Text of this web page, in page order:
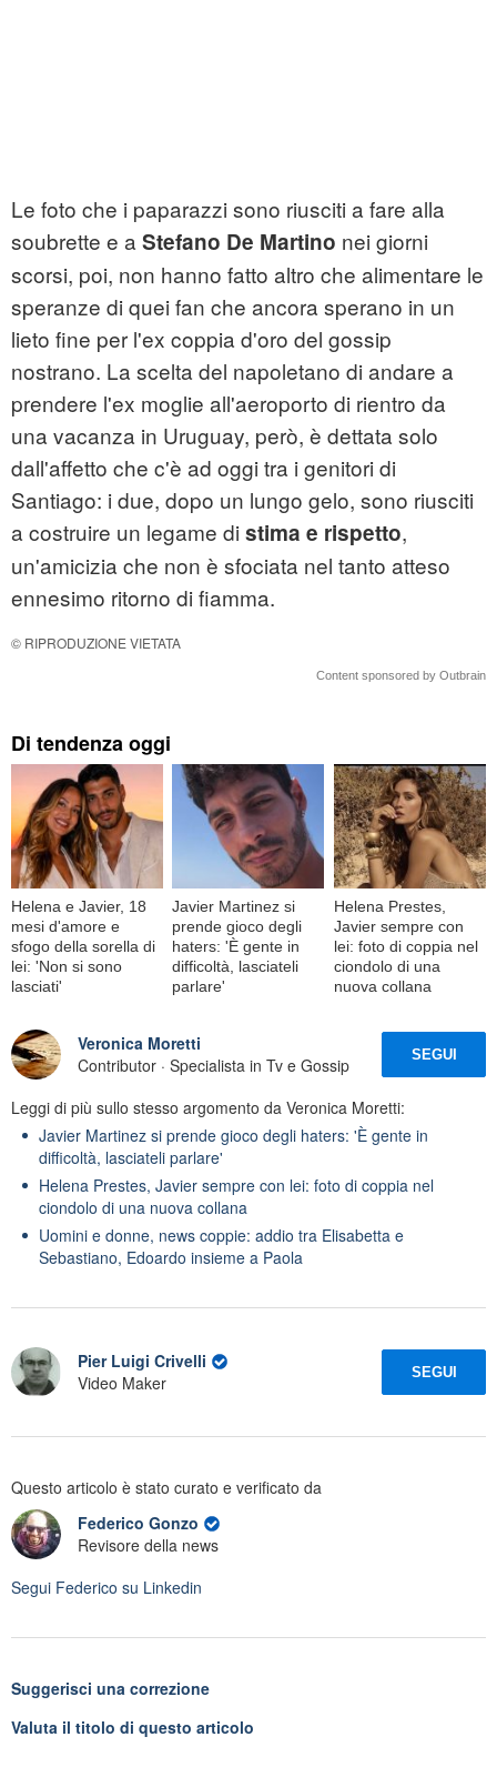
Le foto che i paparazzi sono riusciti a fare alla
soubrette e a Stefano De Martino nei giorni
scorsi, poi, non hanno fatto altro che alimentare le
speranze di quei fan che ancora sperano in un
lieto fine per l'ex coppia d'oro del gossip
nostrano. La scelta del napoletano di andare a
prendere l'ex moglie all'aeroporto di rientro da
una vacanza in Uruguay, però, è dettata solo
dall'affetto che c'è ad oggi tra i genitori di
Santiago: i due, dopo un lungo gelo, sono riusciti
a costruire un legame di stima e rispetto,
un'amicizia che non è sfociata nel tanto atteso
ennesimo ritorno di fiamma.
© RIPRODUZIONE VIETATA
Content sponsored by Outbrain
Di tendenza oggi
Helena e Javier, 18
mesi d'amore e
sfogo della sorella di
lei: 'Non si sono
lasciati'
Javier Martinez si
prende gioco degli
haters: 'È gente in
difficoltà, lasciateli
parlare'
Helena Prestes,
Javier sempre con
lei: foto di coppia nel
ciondolo di una
nuova collana
Veronica Moretti
Contributor · Specialista in Tv e Gossip
SEGUI
Leggi di più sullo stesso argomento da Veronica Moretti:
Javier Martinez si prende gioco degli haters: 'È gente in
difficoltà, lasciateli parlare'
Helena Prestes, Javier sempre con lei: foto di coppia nel
ciondolo di una nuova collana
Uomini e donne, news coppie: addio tra Elisabetta e
Sebastiano, Edoardo insieme a Paola
Pier Luigi Crivelli
Video Maker
SEGUI
Questo articolo è stato curato e verificato da
Federico Gonzo
Revisore della news
Segui Federico su Linkedin
Suggerisci una correzione
Valuta il titolo di questo articolo